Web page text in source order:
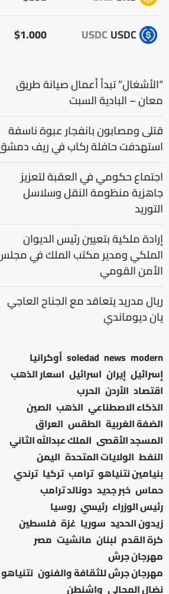
USDC
USDC
$1.000
“الأشغال” تبدأ أعمال صيانة طريق
معان – البادية السبت
قتلى ومصابون بانفجار عبوة ناسفة
استهدفت حافلة ركاب في ريف
اجتماع حكومي في العقبة لتعزيز
جاهزية منظومة النقل وسلاسل
التوريد
إرادة ملكية بتعيين رئيس الديوان
الملكي ومدير مكتب الملك في
الأمن القومي
ريال مدريد يتعاقد مع الجناح العاجي
يان ديوماندي
modern
news
soledad أوكرانيا
إسرائيل إيران اسرائيل اسعار الذهب
اقتصاد الأردن الحرب
الذكاء الاصطناعي الذهب الصين
الضفة الغربية الطقس العراق
المسجد الأقصى الملك عبدالله الثاني
النفط الولايات المتحدة اليمن
بنيامين نتنياهو ترامب تركيا ترندي
حماس خبر جديد دونالد ترامب
رئيس الوزراء رئيسي روسيا
زيدون الحديد سوريا غزة فلسطين
كرة القدم لبنان مانشيت مصر
مهرجان جرش
مهرجان جرش للثقافة والفنون نتنياهو
نضال المجالي واشنطن